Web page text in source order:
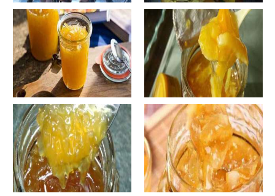
手工鱼的做法大全图解
蜂蜜柚子茶的正确做法-蜂蜜柚
子茶的浸泡方法有哪些？
自制蜂蜜柚子茶-蜂蜜柚子茶有
哪些正确的做法？
自制蜂蜜柚子茶-蜂蜜柚子茶如
何正确饮用？